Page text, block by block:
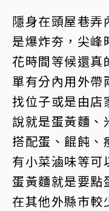
隱身在頭屋巷弄
是爆炸夯，尖峰
花時間等候還真
單有分內用外帶
找位子或是由店
說就是蛋黃麵、
搭配蛋、餛飩、
有小菜滷味等可
蛋黃麵就是要點
在其他外縣市較